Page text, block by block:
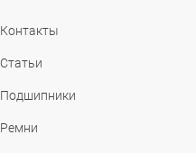
Контакты
Статьи
Подшипники
Ремни